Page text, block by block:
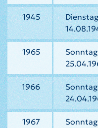
1945
1965
1966
1967